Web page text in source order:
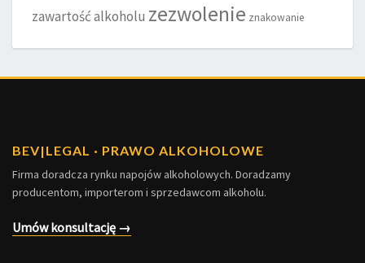
zawartość alkoholu zezwolenie znakowanie
BEV| LEGAL · PRAWO ALKOHOLOWE
Firma doradcza rynku napojów alkoholowych. Doradzamy
producentom, importerom i sprzedawcom alkoholu.
Umów konsultację →